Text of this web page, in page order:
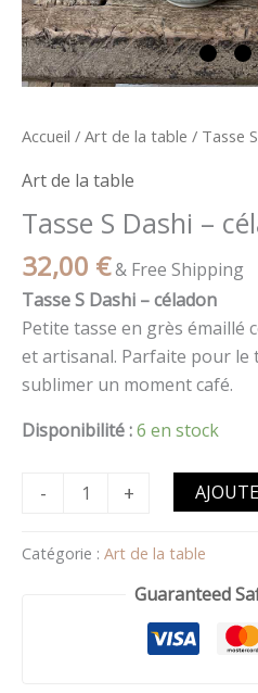
Accueil / Art de la table / Tasse
Art de la table
Tasse S Dashi –
32,00 €& Free Shipping
Tasse S Dashi – céladon
Petite tasse en grès émaillé
et artisanal. Parfaite pour le
sublimer un moment café.
Disponibilité :6 en stock
-
quantité
Tasse
S
–
céladon
+
Catégorie : Art de la table
Guaranteed